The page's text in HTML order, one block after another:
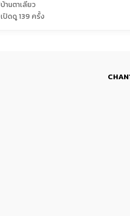
บ้านตาเลียว
เปิดดู 139 ครั้ง